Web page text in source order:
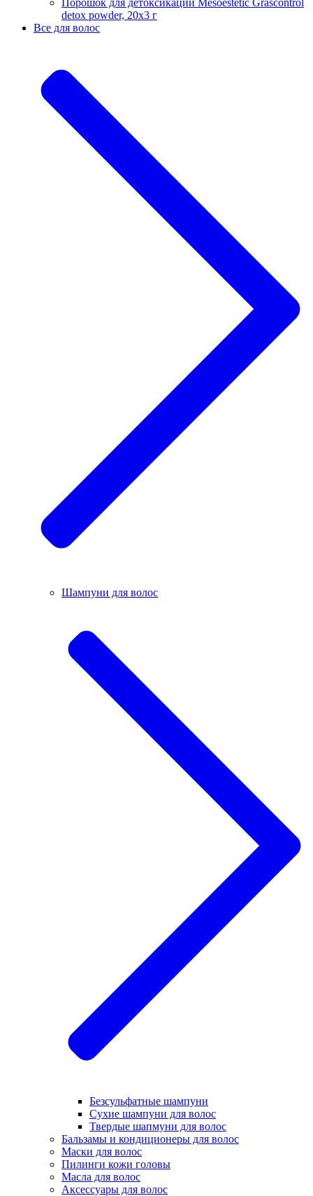
detox powder, 20х3 г
Все для волос
Шампуни для волос
Безсульфатные шампуни
Сухие шампуни для волос
Твердые шапмуни для волос
Бальзамы и кондиционеры для волос
Маски для волос
Пилинги кожи головы
Масла для волос
Аксессуары для волос